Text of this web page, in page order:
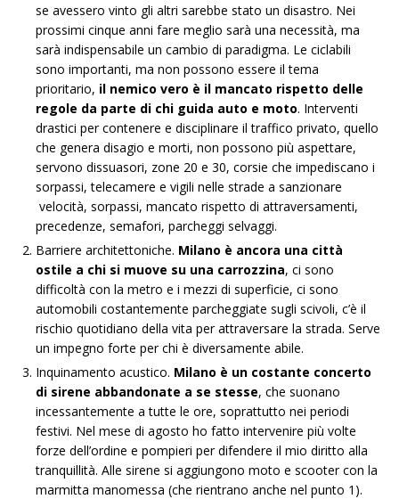
se avessero vinto gli altri sarebbe stato un disastro. Nei
prossimi cinque anni fare meglio sarà una necessità, ma
sarà indispensabile un cambio di paradigma. Le ciclabili
sono importanti, ma non possono essere il tema
prioritario, il nemico vero è il mancato rispetto delle
regole da parte di chi guida auto e moto. Interventi
drastici per contenere e disciplinare il traffico privato, quello
che genera disagio e morti, non possono più aspettare,
servono dissuasori, zone 20 e 30, corsie che impediscano i
sorpassi, telecamere e vigili nelle strade a sanzionare
velocità, sorpassi, mancato rispetto di attraversamenti,
precedenze, semafori, parcheggi selvaggi.
Barriere architettoniche. Milano è ancora una città
ostile a chi si muove su una carrozzina, ci sono
difficoltà con la metro e i mezzi di superficie, ci sono
automobili costantemente parcheggiate sugli scivoli, c’è il
rischio quotidiano della vita per attraversare la strada. Serve
un impegno forte per chi è diversamente abile.
Inquinamento acustico. Milano è un costante concerto
di sirene abbandonate a se stesse, che suonano
incessantemente a tutte le ore, soprattutto nei periodi
festivi. Nel mese di agosto ho fatto intervenire più volte
forze dell’ordine e pompieri per difendere il mio diritto alla
tranquillità. Alle sirene si aggiungono moto e scooter con la
marmitta manomessa (che rientrano anche nel punto 1).